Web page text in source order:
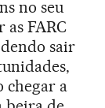
no seu
FARC
sair
chegar a